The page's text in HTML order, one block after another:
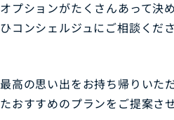
オプションがたくさんあって決
ひコンシェルジュにご相談くださ
最高の思い出をお持ち帰りいた
たおすすめのプランをご提案さ